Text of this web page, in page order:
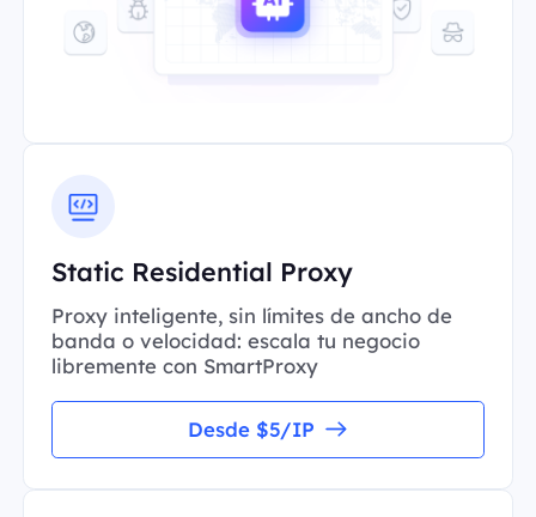
Static Residential Proxy
Proxy inteligente, sin límites de ancho de
banda o velocidad: escala tu negocio
libremente con SmartProxy
Desde $5/IP